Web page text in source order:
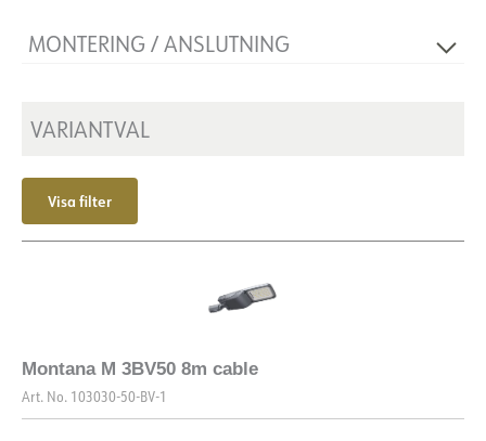
Spänning [V] 230V 50Hz
MONTERING / ANSLUTNING
VARIANTVAL
Visa filter
Montana M 3BV50 8m cable
Art. No. 103030-50-BV-1